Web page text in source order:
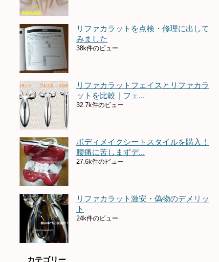
リファカラットを点検・修理に出して
みました
38k件のビュー
リファカラットフェイスとリファカラ
ットを比較｜フェ...
32.7k件のビュー
ボディメイクシートスタイルを購入！
腰痛に苦しまずデ...
27.6k件のビュー
リファカラット激安・偽物のデメリッ
ト
24k件のビュー
カテゴリー